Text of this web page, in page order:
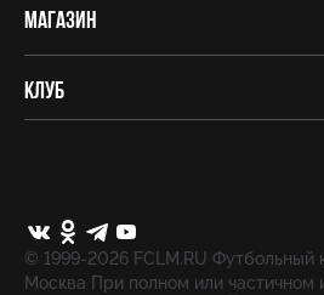
Магазин
Клуб
© 1999-2026 FCLM.RU Футбольный
Москва При полном или частичном